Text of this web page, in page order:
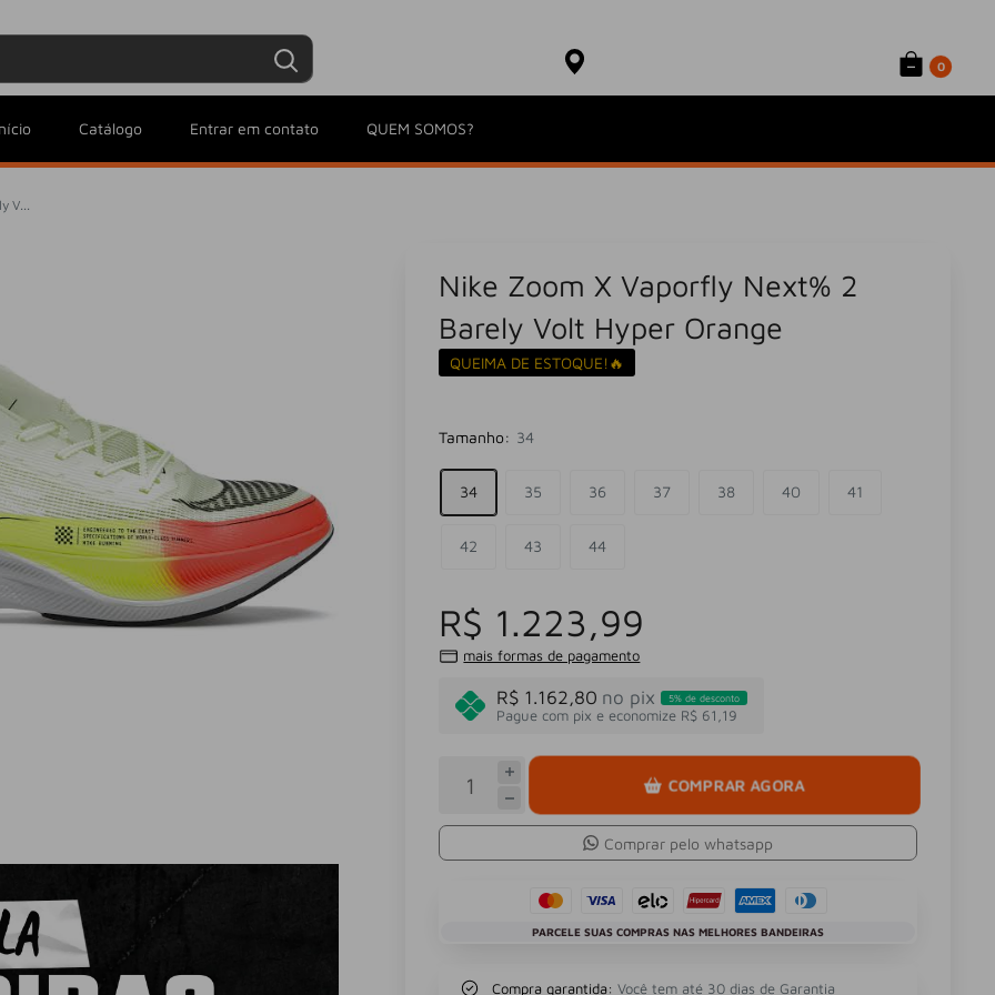
0
Catálogo Entrar em contato QUEM SOMOS?
V...
Nike Zoom X Vaporfly Next% 2
Barely Volt Hyper Orange
QUEIMA DE ESTOQUE!🔥
Tamanho: 34
34 35 36 37 38 40 41
42 43 44
R$ 1.223,99
mais formas de pagamento
R$ 1.162,80 no pix 5% de desconto
Pague com pix e economize R$ 61,19
COMPRAR AGORA
Comprar pelo whatsapp
PARCELE SUAS COMPRAS NAS MELHORES BANDEIRAS
Compra garantida: Você tem até 30 dias de Garantia